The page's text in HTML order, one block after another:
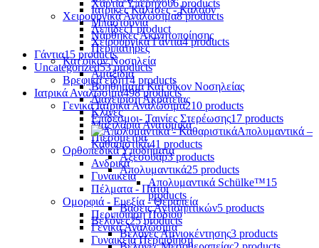
Ιατρικές Κάλτσες - Καλσόν
Μπαστούνια
Νάρθηκες Ακινητοποίησης
Περιπατήρες
Κατ'οίκον Νοσηλεία
Αμαξίδια
Βοηθήματα Κατ'οίκον Νοσηλείας
Διαχείριση Ακράτειας
Κλίνες
Μαξιλάρια Ανατομικά
Πιεσόμετρα
Ορθοπεδικά Υποδήματα
Ανδρικά
Γυναικεία
Πέλματα - Πάτοι
Ομορφιά - Ευεξία - Θεραπεία
Περιποίηση Ποδιού
Γενικά Αναλώσιμα
Γυναικεία Περιποίηση
Χαρτιά Υπερήχου6 products
Χειρουργικά Αναλώσιμα8 products
Λεπίδες1 product
Χειρουργικά Γάντια4 products
Γάντια15 products
Uncategorized53 products
Βρεφικά είδη14 products
Ιατρικά Αναλώσιμα498 products
Γενικά Ιατρικά Αναλώσιμα210 products
Επίδεσμοι- Ταινίες Στερέωσης17 products
Απολυμαντικά –
Καθαριστικά41 products
Αξεσουάρ3 products
Απολυμαντικά25 products
Απολυμαντικά Schülke™15
products
Βάσεις Αντισηπτικών5 products
Βελόνες25 products
Βελόνες Αμνιοκέντησης3 products